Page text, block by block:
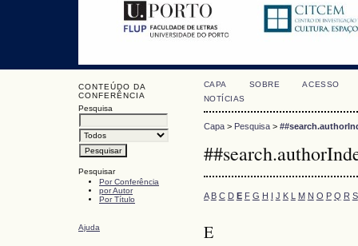
CONTEÚDO DA
CONFERÊNCIA
Pesquisa
Pesquisar
Por Conferência
por Autor
Por Título
Ajuda
CAPA SOBRE
ACESSO
NOTÍCIAS
Capa> Pesquisa>
A B C D E F G H I J K L M N O P Q R S
E